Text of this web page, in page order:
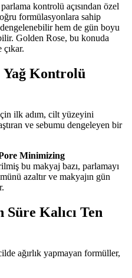
kontrolü açısından özel
formülasyonlara sahip
hem de gün boyu
Golden Rose, bu konuda
Yağ Kontrolü
ilk adım, cilt yüzeyini
ve sebumu dengeleyen bir
Minimizing
bu makyaj bazı, parlamayı
azaltır ve makyajın gün
Kalıcı Ten
ağırlık yapmayan formüller,